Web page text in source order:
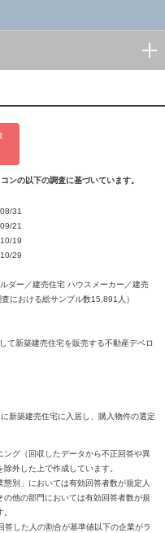
ンの以下の調査に基づいています。
31
21
19
29
ダー／建売住宅 ハウスメーカー／建売
における総サンプル数15,891人）
て新築建売住宅を販売する不動産デベロ
新築建売住宅に入居し、購入物件の選定
グ（回収したデータから不正回答や異
外した上で作成しています。
別」においては有効回答者数が規定人
他の部門においては有効回答者数が規
した人の割合が基準値以下の企業がラ